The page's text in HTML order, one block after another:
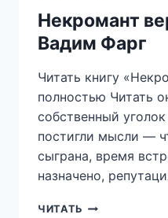
Некромант
Вадим Фарг
Читать книгу
полностью Читать
собственный
постигли мысли —
сыграна, время
назначено,
ЧИТАТЬ НЕКРОМАНТ